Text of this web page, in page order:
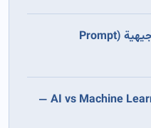
دليل شامل للهندسة التوجيهية (Prompt
AI vs Machine Learning vs Deep Learning —